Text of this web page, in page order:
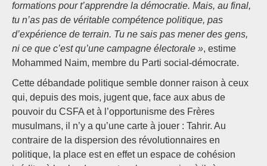
formations pour t’apprendre la démocratie. Mais, au final,
tu n’as pas de véritable compétence politique, pas
d’expérience de terrain. Tu ne sais pas mener des gens,
ni ce que c’est qu’une campagne électorale », estime
Mohammed Naim, membre du Parti social-démocrate.
Cette débandade politique semble donner raison à ceux
qui, depuis des mois, jugent que, face aux abus de
pouvoir du CSFA et à l’opportunisme des Frères
musulmans, il n’y a qu’une carte à jouer : Tahrir. Au
contraire de la dispersion des révolutionnaires en
politique, la place est en effet un espace de cohésion